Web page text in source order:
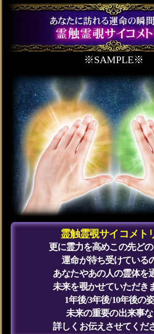
両想い確信※想いに触れ
て強制成就【2人の恋運命
霊視32項】宿縁/軌跡
会員価格
3,135円(税込
通常価格3,630円(税込)
顔や喋り方も鮮明霊視
【あなたの生涯伴侶との
結婚運命】入籍日/晩年
会員価格 2,420円(税込
通常価格2,750円(税込
あなたの人生を完全掌握
【危険なほど運命も操る
◆霊視25項】晩年＆幸
会員価格2,915円(税込
通常価格3,410円(税込
あの人の恋本音ブチまけ